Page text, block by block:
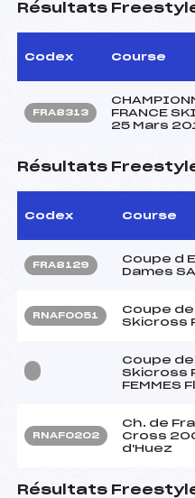
Résultats
Codex Course
FRA8313
FRANCE
25 Mars
Résultats
Codex Course
FRA8129
Coupe d
Dames
RNAF0051
Coupe
Skicross
Coupe
Skicross
FEMMES
RNAF0202
Ch. de
Cross
d'Huez
Résultats